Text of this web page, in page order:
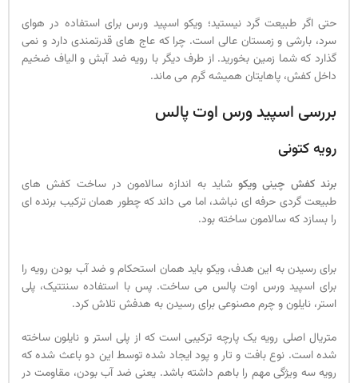
حتی اگر طبیعت گرد نیستید؛ ویکو اسپید ورس برای استفاده در هوای
سرد، بارشی و زمستان عالی است. چرا که عاج های قدرتمندی دارد و نمی
گذارد که شما زمین بخورید. از طرف دیگر با رویه ضد آبش و الیاف ضخیم
داخل کفش، پاهایتان همیشه گرم می ماند.
بررسی اسپید ورس اوت پالس
رویه کتونی
برند کفش چینی ویکوشاید به اندازه سالامون در ساخت کفش های
طبیعت گردی حرفه ای نباشد، اما می داند که چطور همان ترکیب برنده ای
را بسازد که سالامون ساخته بود.
برای رسیدن به این هدف، ویکو باید همان استحکام و ضد آب بودن رویه را
برای اسپید ورس اوت پالس می ساخت. پس با استفاده سنتتیک، پلی
استر، نایلون و چرم مصنوعی برای رسیدن به هدفش تلاش کرد.
متریال اصلی رویه یک پارچه ترکیبی است که از پلی استر و نایلون ساخته
شده است. نوع بافت و تار و پود ایجاد شده توسط این دو باعث شده که
رویه سه ویژگی مهم را باهم داشته باشد. یعنی ضد آب بودن، مقاومت در